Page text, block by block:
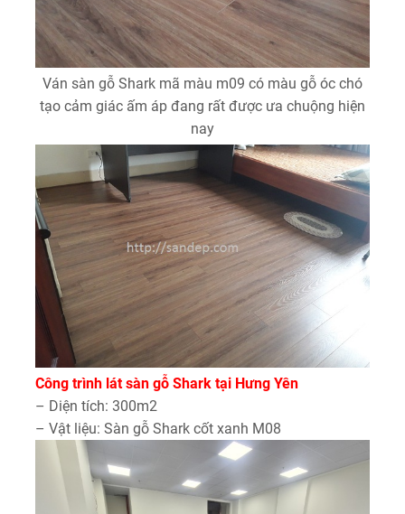
Ván sàn gỗ Shark mã màu m09 có màu gỗ óc chó
tạo cảm giác ấm áp đang rất được ưa chuộng hiện
nay
Công trình lát sàn gỗ Shark tại Hưng Yên
– Diện tích: 300m2
– Vật liệu: Sàn gỗ Shark cốt xanh M08